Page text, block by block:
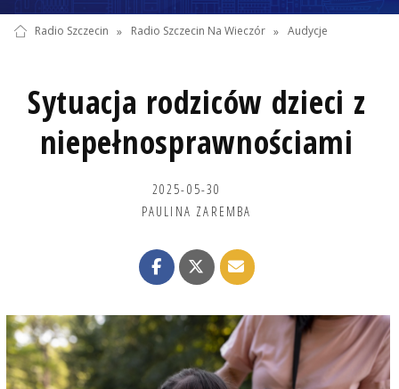
Radio Szczecin » Radio Szczecin Na Wieczór » Audycje
Sytuacja rodziców dzieci z
niepełnosprawnościami
2025-05-30
PAULINA ZAREMBA